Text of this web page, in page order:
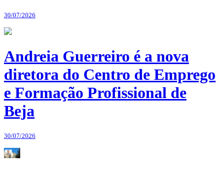
30/07/2026
Andreia Guerreiro é a nova
diretora do Centro de Emprego
e Formação Profissional de
Beja
30/07/2026